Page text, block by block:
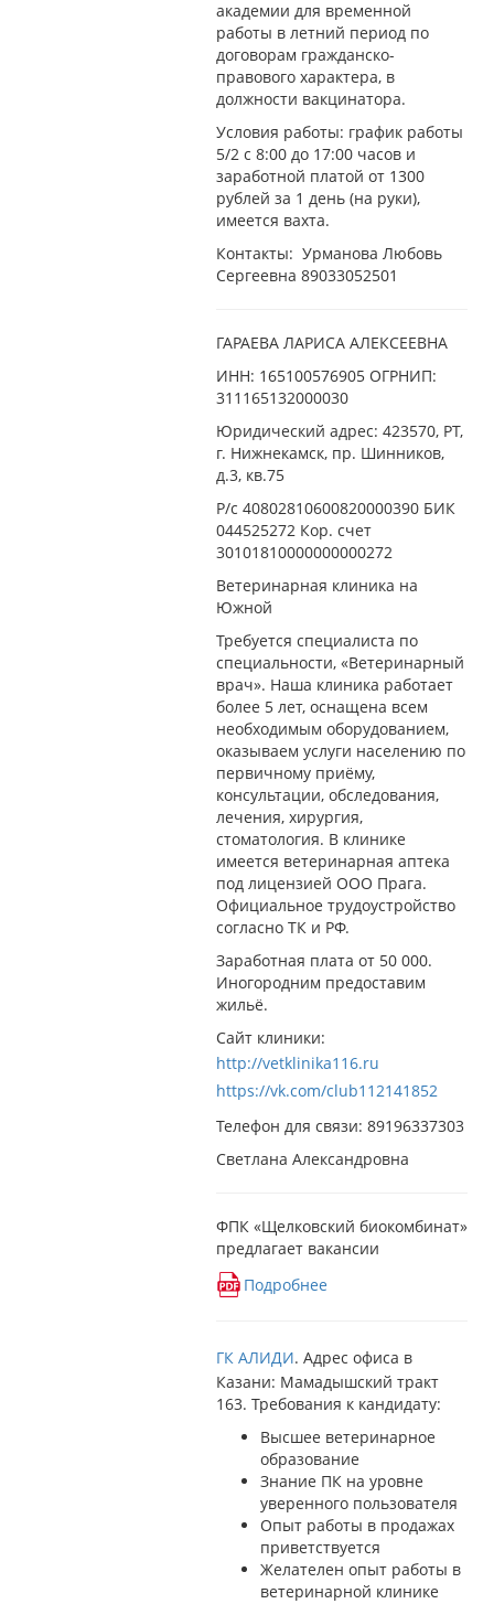
академии для временной
работы в летний период по
договорам гражданско-
правового характера, в
должности вакцинатора.
Условия работы: график работы
5/2 с 8:00 до 17:00 часов и
заработной платой от 1300
рублей за 1 день (на руки),
имеется вахта.
Контакты: Урманова Любовь
Сергеевна 89033052501
ГАРАЕВА ЛАРИСА АЛЕКСЕЕВНА
ИНН: 165100576905 ОГРНИП:
311165132000030
Юридический адрес: 423570, РТ,
г. Нижнекамск, пр. Шинников,
д.3, кв.75
Р/с 40802810600820000390 БИК
044525272 Кор. счет
30101810000000000272
Ветеринарная клиника на
Южной
Требуется специалиста по
специальности, «Ветеринарный
врач». Наша клиника работает
более 5 лет, оснащена всем
необходимым оборудованием,
оказываем услуги населению по
первичному приёму,
консультации, обследования,
лечения, хирургия,
стоматология. В клинике
имеется ветеринарная аптека
под лицензией ООО Прага.
Официальное трудоустройство
согласно ТК и РФ.
Заработная плата от 50 000.
Иногородним предоставим
жильё.
Сайт клиники:
http://vetklinika116.ru
https://vk.com/club112141852
Телефон для связи: 89196337303
Светлана Александровна
ФПК «Щелковский биокомбинат»
предлагает вакансии
Подробнее
ГК АЛИДИ. Адрес офиса в
Казани: Мамадышский тракт
163. Требования к кандидату:
Высшее ветеринарное
образование
Знание ПК на уровне
уверенного пользователя
Опыт работы в продажах
приветствуется
Желателен опыт работы в
ветеринарной клинике